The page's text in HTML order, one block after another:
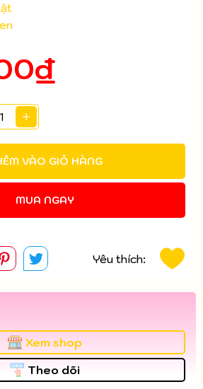
VÀO GIỎ HÀNG
MUA NGAY
Yêu thích:
Xem shop
Theo dõi